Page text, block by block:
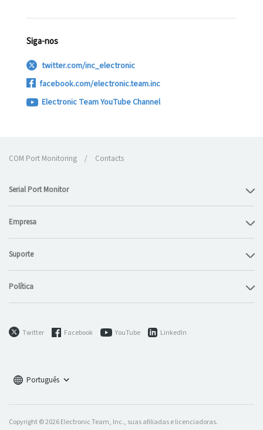
Siga-nos
twitter.com/inc_electronic
facebook.com/electronic.team.inc
Electronic Team YouTube Channel
COM Port Monitoring / Contacts
Serial Port Monitor
Empresa
Suporte
Política
Twitter Facebook YouTube LinkedIn
Português
Copyright © 2026 Electronic Team, Inc., suas afiliadas e licenciadoras.